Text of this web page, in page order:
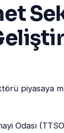
Odası